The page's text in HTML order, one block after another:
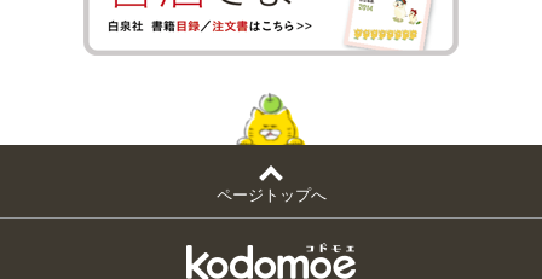
ページトップへ